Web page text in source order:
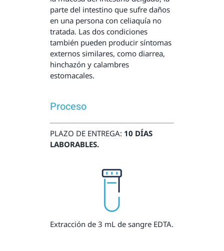
parte del intestino que sufre daños
en una persona con celiaquía no
tratada. Las dos condiciones
también pueden producir síntomas
externos similares, como diarrea,
hinchazón y calambres
estomacales.
Proceso
PLAZO DE ENTREGA: 10 DÍAS
LABORABLES.
Extracción de 3 mL de sangre EDTA.